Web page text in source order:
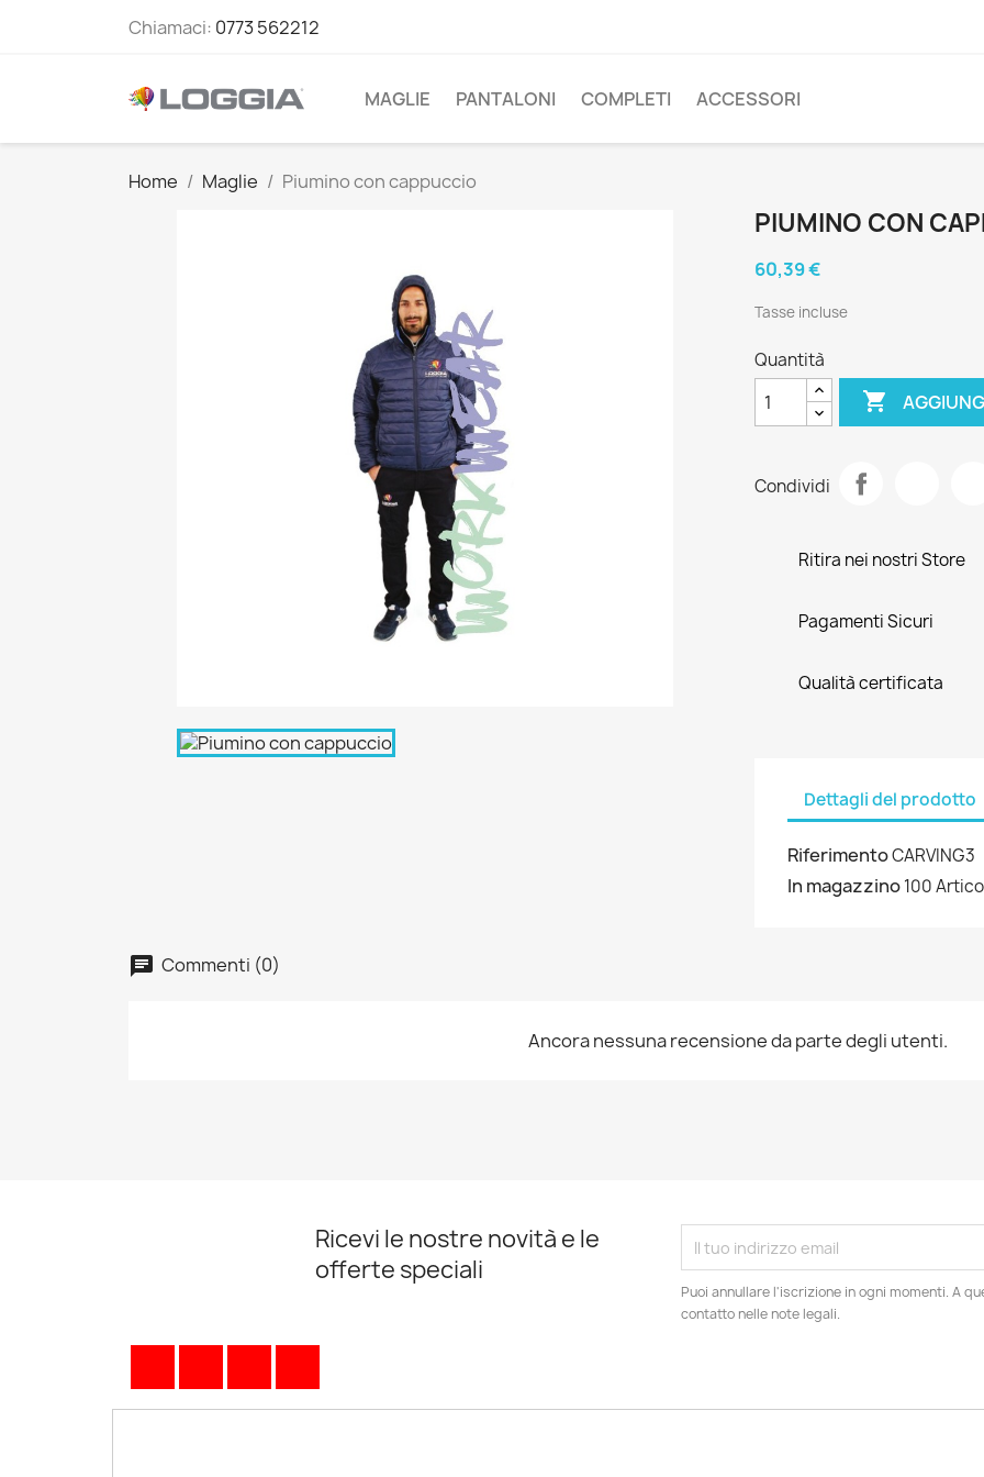
Chiamaci: 0773 562212
MAGLIE PANTALONI COMPLETI ACCESSORI
Home Maglie Piumino con cappuccio
PIUMINO CON
60,39 €
Tasse incluse
Quantità

Condividi
Ritira nei nostri Store
Pagamenti Sicuri
Qualità certificata
Dettagli del prodotto
RiferimentoCARVING3
In magazzino100
Commenti (0)
Ancora nessuna recensione da parte degli utenti.
Ricevi le nostre novità e le
offerte speciali
Puoi annullare l'iscrizione in ogni momenti. A
contatto nelle note legali.